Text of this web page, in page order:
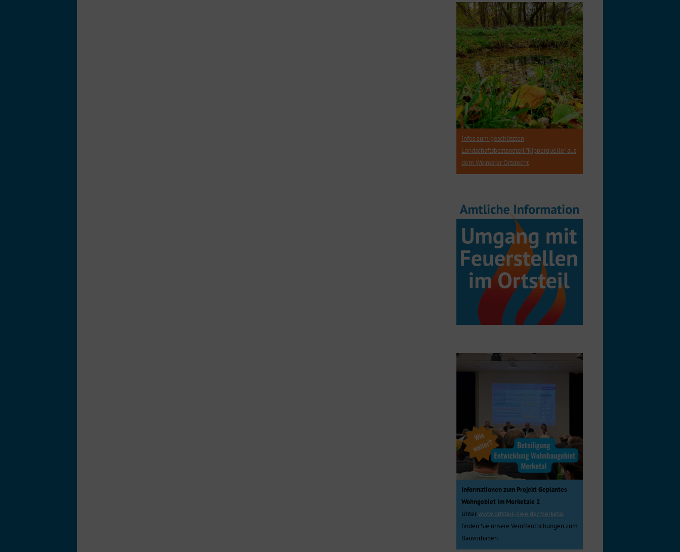
Infos zum geschützten
Landschaftsbestandteil "Kipperquelle" aus
dem Weimarer Ortsrecht
Informationen zum Projekt Geplantes
Wohngebiet Im Merketale 2
Unterwww.ortsteil-owe.de/merketal
finden Sie unsere Veröffentlichungen zum
Bauvorhaben.